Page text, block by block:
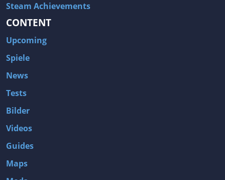
Steam Achievements
CONTENT
Upcoming
Spiele
News
Tests
Bilder
Videos
Guides
Maps